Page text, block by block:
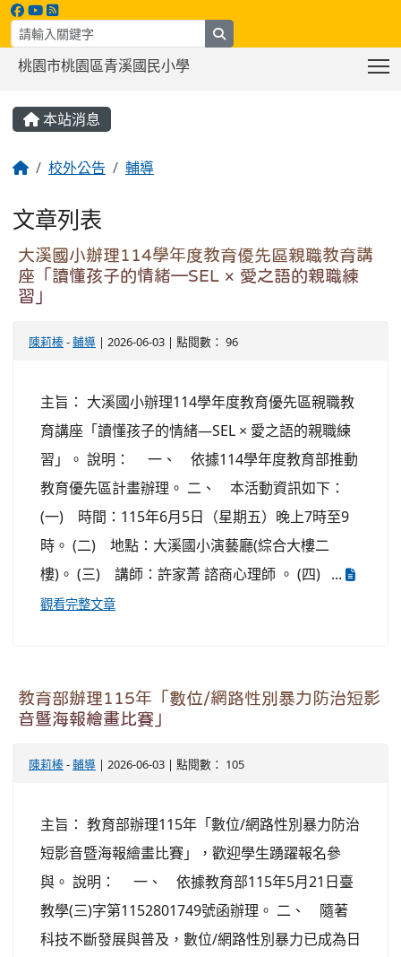
桃園市桃園區青溪國民小學
本站消息
校外公告 輔導
文章列表
大溪國小辦理114學年度教育優先區親職教育講
座「讀懂孩子的情緒—SEL × 愛之語的親職練
習」
陳莉榛-輔導 | 2026-06-03 | 點閱數： 96
主旨： 大溪國小辦理114學年度教育優先區親職教
育講座「讀懂孩子的情緒—SEL × 愛之語的親職練
習」。 說明： 一、 依據114學年度教育部推動
教育優先區計畫辦理。 二、 本活動資訊如下：
(一) 時間：115年6月5日（星期五）晚上7時至9
時。 (二) 地點：大溪國小演藝廳(綜合大樓二
樓)。 (三) 講師：許家菁 諮商心理師 。 (四) ...
觀看完整文章
教育部辦理115年「數位/網路性別暴力防治短影
音暨海報繪畫比賽」
陳莉榛-輔導 | 2026-06-03 | 點閱數： 105
主旨： 教育部辦理115年「數位/網路性別暴力防治
短影音暨海報繪畫比賽」，歡迎學生踴躍報名參
與。 說明： 一、 依據教育部115年5月21日臺
教學(三)字第1152801749號函辦理。 二、 隨著
科技不斷發展與普及，數位/網路性別暴力已成為日